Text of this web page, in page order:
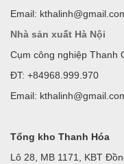
Email:
Nhà sản xuất Hà Nội
Cụm công nghiệp Thanh
ĐT: +84968.999.970
Email:
Tổng kho Thanh Hóa
Lô 28, MB 1171, KBT